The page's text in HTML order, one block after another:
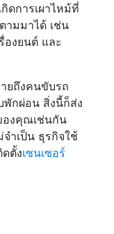
ดการเผาไหม้ที่
ามมาได้ เช่น
องยนต์ และ
ยถึงคนขับรถ
พักผ่อน สิ่งนี้ก็ส่ง
องคุณเช่นกัน
ำเป็น ธุรกิจใช้
ตั้งเซนเซอร์